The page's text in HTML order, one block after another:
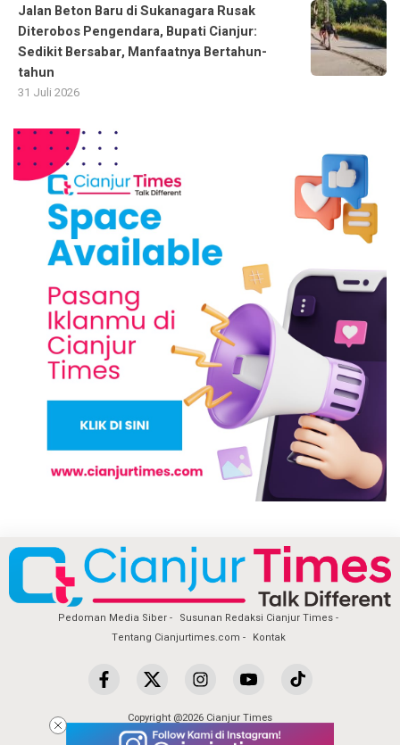
Jalan Beton Baru di Sukanagara Rusak
Diterobos Pengendara, Bupati Cianjur:
Sedikit Bersabar, Manfaatnya Bertahun-
tahun
31 Juli 2026
Pedoman Media Siber
Susunan Redaksi Cianjur Times
Tentang Cianjurtimes.com
Kontak
Copyright @2026 Cianjur Times
All Rights Reserved